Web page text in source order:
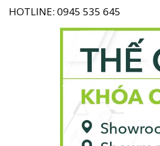
HOTLINE: 0945 535 645